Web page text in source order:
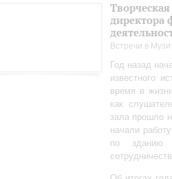
директора
Встречи в
Год назад
известного
время в
как
зала прошло
начали
по зданию